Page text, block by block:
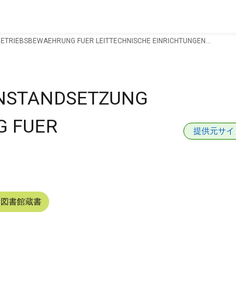
FUER LEITTECHNISCHE EINRICHTUNGEN...
FUER
提供元サ
書館蔵書